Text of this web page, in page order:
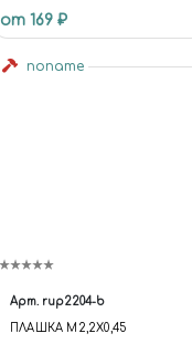
(ГРАФИТ)" / WATERCOLOR
PENCIL GUN METAL
(GRAPHITE)
от 169 ₽
noname
Арт. rup2204-b
ПЛАШКА М2,2Х0,45